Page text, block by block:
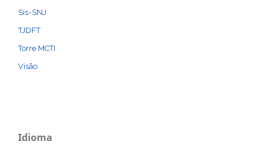
Sis-SNJ
TJDFT
Torre MCTI
Visão
Idioma